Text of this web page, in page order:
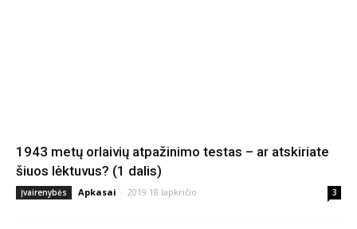
1943 metų orlaivių atpažinimo testas – ar atskiriate
šiuos lėktuvus? (1 dalis)
Įvairenybės Apkasai - 2019 18 lapkričio 3